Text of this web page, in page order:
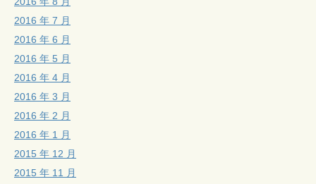
2016 年 7 月
2016 年 6 月
2016 年 5 月
2016 年 4 月
2016 年 3 月
2016 年 2 月
2016 年 1 月
2015 年 12 月
2015 年 11 月